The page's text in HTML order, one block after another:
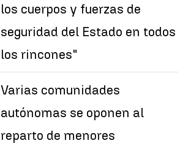
los cuerpos y fuerzas de
seguridad del Estado en todos
los rincones"
Varias comunidades
autónomas se oponen al
reparto de menores